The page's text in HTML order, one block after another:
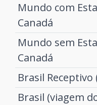
Mundo com
Canadá
Mundo sem
Canadá
Brasil
Brasil (viagem